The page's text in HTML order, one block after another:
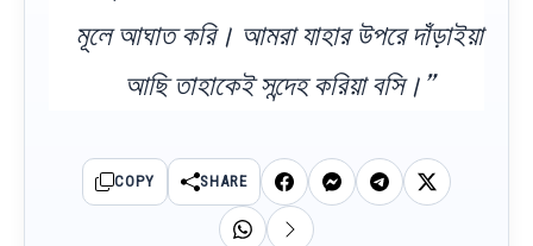
মূলে আঘাত করি। আমরা যাহার উপরে দাঁড়াইয়া
আছি তাহাকেই সন্দেহ করিয়া বসি।”
COPY SHARE